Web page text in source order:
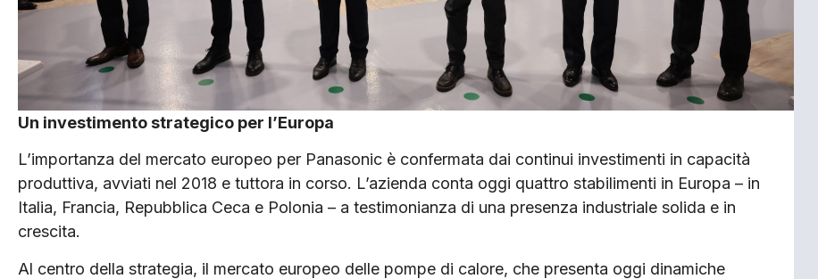
Un investimento strategico per l’Europa
L’importanza del mercato europeo per Panasonic è confermata dai continui investimenti in capacità
produttiva, avviati nel 2018 e tuttora in corso. L’azienda conta oggi quattro stabilimenti in Europa – in
Italia, Francia, Repubblica Ceca e Polonia – a testimonianza di una presenza industriale solida e in
crescita.
Al centro della strategia, il mercato europeo delle pompe di calore, che presenta oggi dinamiche